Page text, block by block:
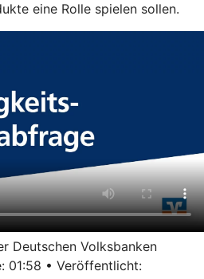
eine Rolle spielen sollen.
Deutschen Volksbanken
01:58 • Veröffentlicht: